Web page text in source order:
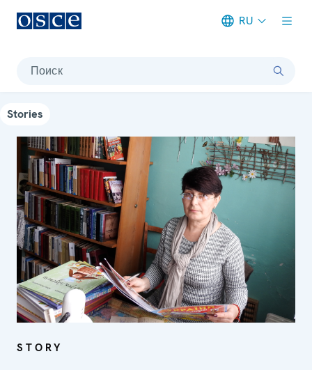
RU
Поиск
Stories
STORY